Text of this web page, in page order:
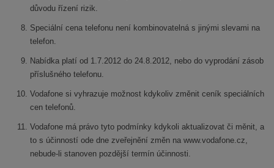
důvodu řízení rizik.
Speciální cena telefonu není kombinovatelná s jinými slevami na
telefon.
Nabídka platí od 1.7.2012 do 24.8.2012, nebo do vyprodání zásob
příslušného telefonu.
Vodafone si vyhrazuje možnost kdykoliv změnit ceník speciálních
cen telefonů.
Vodafone má právo tyto podmínky kdykoli aktualizovat či měnit, a
to s účinností ode dne zveřejnění změn na www.vodafone.cz,
nebude-li stanoven pozdější termín účinnosti.